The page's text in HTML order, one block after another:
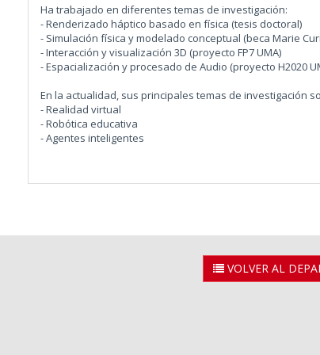
Ha trabajado en diferentes temas de investigación:
- Renderizado háptico basado en física (tesis doctoral)
- Simulación física y modelado conceptual (beca Marie
- Interacción y visualización 3D (proyecto FP7 UMA)
- Espacialización y procesado de Audio (proyecto H2020
En la actualidad, sus principales temas de investigación
- Realidad virtual
- Robótica educativa
- Agentes inteligentes
VOLVER AL